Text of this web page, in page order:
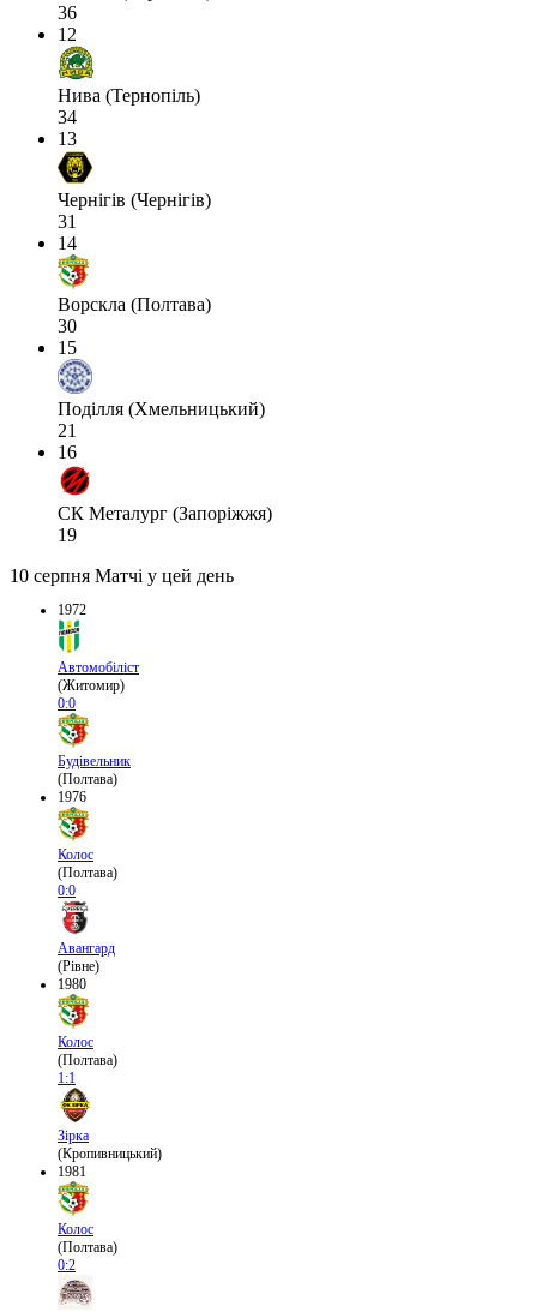
36
12
Нива (Тернопіль)
34
13
Чернігів (Чернігів)
31
14
Ворскла (Полтава)
30
15
Поділля (Хмельницький)
21
16
СК Металург (Запоріжжя)
19
10 серпня Матчі у цей день
1972
Автомобіліст
(Житомир)
0:0
Будівельник
(Полтава)
1976
Колос
(Полтава)
0:0
Авангард
(Рівне)
1980
Колос
(Полтава)
1:1
Зірка
(Кропивницький)
1981
Колос
(Полтава)
0:2